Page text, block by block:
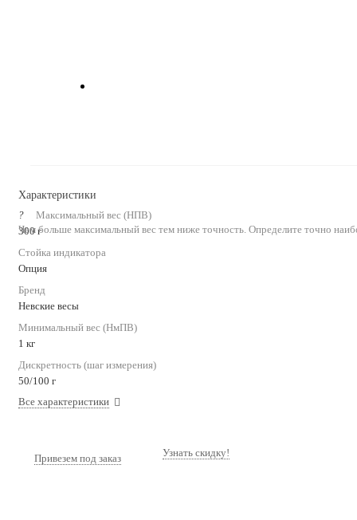
Характеристики
?
Чем больше максимальный вес тем ниже точность. Определите точно
Максимальный вес (НПВ)
300 г
Стойка индикатора
Опция
Бренд
Невские весы
Минимальный вес (НмПВ)
1 кг
Дискретность (шаг измерения)
50/100 г
Все характеристики
Привезем под заказ Узнать скидку!